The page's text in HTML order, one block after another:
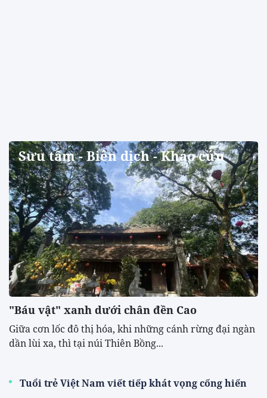
Sưu tầm - Biên dịch - Khảo cứu
"Báu vật" xanh dưới chân đền Cao
​Giữa cơn lốc đô thị hóa, khi những cánh rừng đại ngàn
dần lùi xa, thì tại núi Thiên Bồng...
Tuổi trẻ Việt Nam viết tiếp khát vọng cống hiến